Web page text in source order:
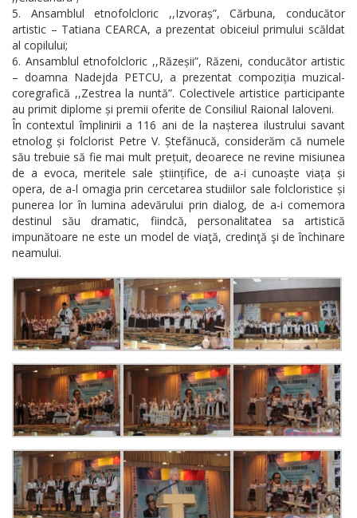
Ansamblul etnofolcloric ,,Izvoraș”, Cărbuna, conducător
artistic – Tatiana CEARCA, a prezentat obiceiul primului scăldat
al copilului;
Ansamblul etnofolcloric ,,Răzeșii”, Răzeni, conducător artistic
– doamna Nadejda PETCU, a prezentat compoziția muzical-
coregrafică ,,Zestrea la nuntă”. Colectivele artistice participante
au primit diplome și premii oferite de Consiliul Raional Ialoveni.
În contextul împlinirii a 116 ani de la nașterea ilustrului savant
etnolog și folclorist Petre V. Ștefănucă, considerăm că numele
său trebuie să fie mai mult prețuit, deoarece ne revine misiunea
de a evoca, meritele sale științifice, de a-i cunoaște viața și
opera, de a-l omagia prin cercetarea studiilor sale folcloristice și
punerea lor în lumina adevărului prin dialog, de a-i comemora
destinul său dramatic, fiindcă, personalitatea sa artistică
impunătoare ne este un model de viaţă, credinţă şi de închinare
neamului.